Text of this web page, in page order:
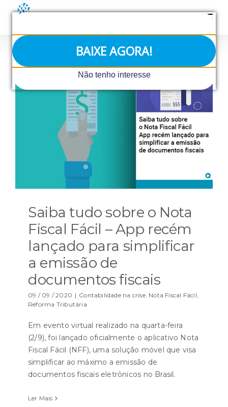
BAIXE AGORA!
Não tenho interesse
conteúdo
Saiba tudo sobre o Nota
Fiscal Fácil – App recém
lançado para simplificar
a emissão de
documentos fiscais
09 / 09 / 2020 | Contabilidade na crise, Nota Fiscal Fácil,
Reforma Tributária
Em evento virtual realizado na quarta-feira
(2/9), foi lançado oficialmente o aplicativo Nota
Fiscal Fácil (NFF), uma solução móvel que visa
simplificar ao máximo a emissão de
documentos fiscais eletrônicos no Brasil.
Ler Mais